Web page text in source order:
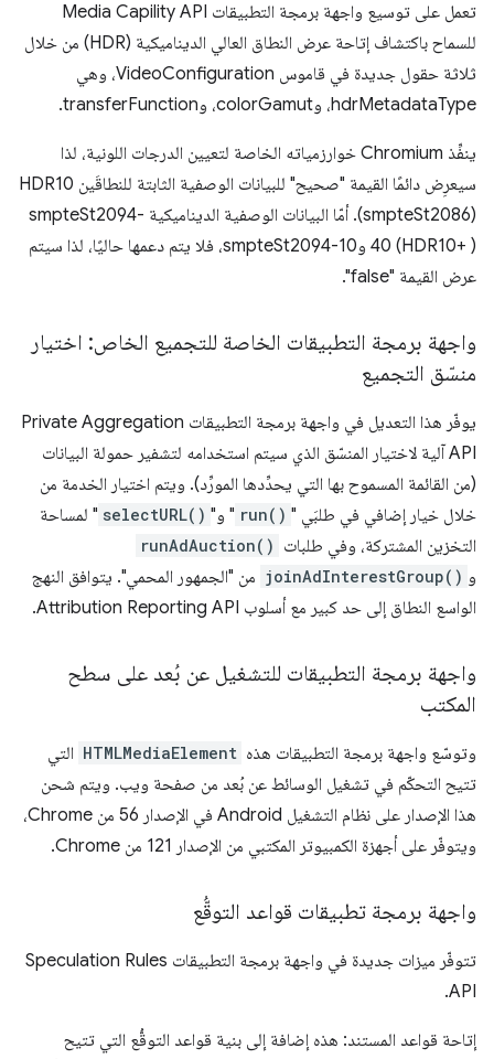
تعمل على توسيع واجهة برمجة التطبيقات Media Capility API
للسماح باكتشاف إتاحة عرض النطاق العالي الديناميكية (HDR) من خلال
ثلاثة حقول جديدة في قاموس VideoConfiguration، وهي
hdrMetadataType، وcolorGamut، وtransferFunction.
ينفِّذ Chromium خوارزمياته الخاصة لتعيين الدرجات اللونية، لذا
سيعرِض دائمًا القيمة "صحيح" للبيانات الوصفية الثابتة للنطاقَين HDR10
(smpteSt2086). أمّا البيانات الوصفية الديناميكية smpteSt2094-
40 (HDR10+ ) وsmpteSt2094-10، فلا يتم دعمها حاليًا، لذا سيتم
عرض القيمة "false".
واجهة برمجة التطبيقات الخاصة للتجميع الخاص: اختيار
منسّق التجميع
يوفّر هذا التعديل في واجهة برمجة التطبيقات Private Aggregation
API آلية لاختيار المنسّق الذي سيتم استخدامه لتشفير حمولة البيانات
(من القائمة المسموح بها التي يحدِّدها المورِّد). ويتم اختيار الخدمة من
خلال خيار إضافي في طلبَي " run() " و" selectURL() " لمساحة
التخزين المشتركة، وفي طلبات runAdAuction()
و joinAdInterestGroup() من "الجمهور المحمي". يتوافق النهج
الواسع النطاق إلى حد كبير مع أسلوب Attribution Reporting API.
واجهة برمجة التطبيقات للتشغيل عن بُعد على سطح
المكتب
وتوسّع واجهة برمجة التطبيقات هذه HTMLMediaElement التي
تتيح التحكّم في تشغيل الوسائط عن بُعد من صفحة ويب. ويتم شحن
هذا الإصدار على نظام التشغيل Android في الإصدار 56 من Chrome،
ويتوفّر على أجهزة الكمبيوتر المكتبي من الإصدار 121 من Chrome.
واجهة برمجة تطبيقات قواعد التوقُّع
تتوفّر ميزات جديدة في واجهة برمجة التطبيقات Speculation Rules
API.
إتاحة قواعد المستند: هذه إضافة إلى بنية قواعد التوقُّع التي تتيح